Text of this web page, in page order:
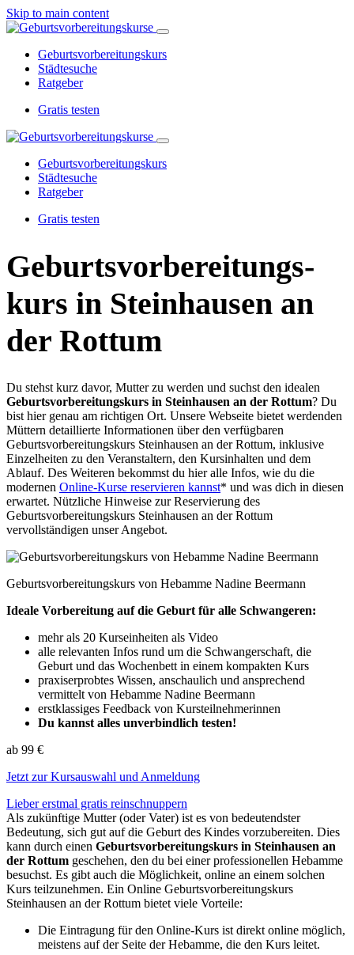
Skip to main content
Geburtsvorbereitungskurs
Städtesuche
Ratgeber
Gratis testen
Geburtsvorbereitungskurs
Städtesuche
Ratgeber
Gratis testen
Geburtsvorbereitungs­
kurs in Steinhausen an
der Rottum
Du stehst kurz davor, Mutter zu werden und suchst den idealen
Geburtsvorbereitungskurs in Steinhausen an der Rottum? Du
bist hier genau am richtigen Ort. Unsere Webseite bietet werdenden
Müttern detaillierte Informationen über den verfügbaren
Geburtsvorbereitungskurs Steinhausen an der Rottum, inklusive
Einzelheiten zu den Veranstaltern, den Kursinhalten und dem
Ablauf. Des Weiteren bekommst du hier alle Infos, wie du die
modernen Online-Kurse reservieren kannst* und was dich in diesen
erwartet. Nützliche Hinweise zur Reservierung des
Geburtsvorbereitungskurs Steinhausen an der Rottum
vervollständigen unser Angebot.
Geburtsvorbereitungskurs von Hebamme Nadine Beermann
Ideale Vorbereitung auf die Geburt für alle Schwangeren:
mehr als 20 Kurseinheiten als Video
alle relevanten Infos rund um die Schwangerschaft, die
Geburt und das Wochenbett in einem kompakten Kurs
praxiserprobtes Wissen, anschaulich und ansprechend
vermittelt von Hebamme Nadine Beermann
erstklassiges Feedback von Kursteilnehmerinnen
Du kannst alles unverbindlich testen!
ab 99 €
Jetzt zur Kursauswahl und Anmeldung
Lieber erstmal gratis reinschnuppern
Als zukünftige Mutter (oder Vater) ist es von bedeutendster
Bedeutung, sich gut auf die Geburt des Kindes vorzubereiten. Dies
kann durch einen Geburtsvorbereitungskurs in Steinhausen an
der Rottum geschehen, den du bei einer professionellen Hebamme
besuchst. Es gibt auch die Möglichkeit, online an einem solchen
Kurs teilzunehmen. Ein Online Geburtsvorbereitungskurs
Steinhausen an der Rottum bietet viele Vorteile:
Die Eintragung für den Online-Kurs ist direkt online möglich,
meistens auf der Seite der Hebamme, die den Kurs leitet.